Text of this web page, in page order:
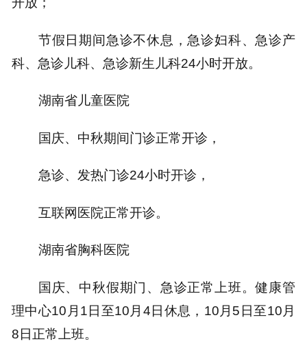
节假日期间急诊不休息，急诊妇科、急诊产
科、急诊儿科、急诊新生儿科24小时开放。
湖南省儿童医院
国庆、中秋期间门诊正常开诊，
急诊、发热门诊24小时开诊，
互联网医院正常开诊。
湖南省胸科医院
国庆、中秋假期门、急诊正常上班。健康管
理中心10月1日至10月4日休息，10月5日至10月
8日正常上班。